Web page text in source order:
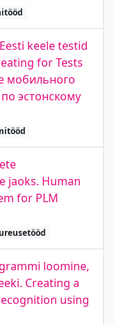
keele testid
for Tests
мобильного
эстонскому
jaoks. Human
for PLM
loomine,
Creating a
using